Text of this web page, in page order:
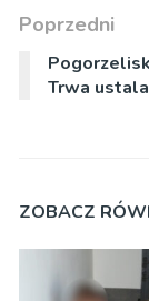
Poprzedni
Trwa
ZOBACZ